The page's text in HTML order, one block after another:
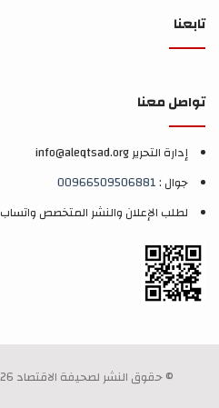
تابعنا
تواصل معنا
إدارة التحرير info@aleqtsad.org
جوال :00966509506881
لطلب الإعلان والنشر المتخصص واتساب
© حقوق النشر لصحيفة الاقتصاد 2026، جميع الحقوق محفوظة